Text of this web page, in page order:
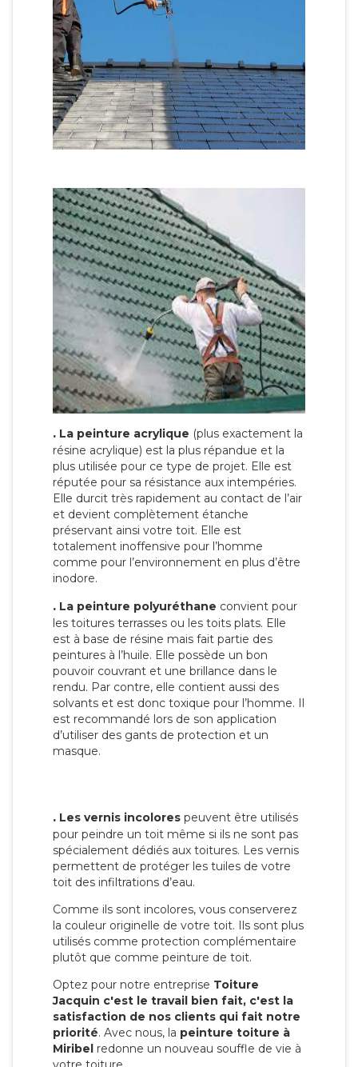
. La peinture acrylique (plus exactement la
résine acrylique) est la plus répandue et la
plus utilisée pour ce type de projet. Elle est
réputée pour sa résistance aux intempéries.
Elle durcit très rapidement au contact de l’air
et devient complètement étanche
préservant ainsi votre toit. Elle est
totalement inoffensive pour l’homme
comme pour l’environnement en plus d’être
inodore.
. La peinture polyuréthane convient pour
les toitures terrasses ou les toits plats. Elle
est à base de résine mais fait partie des
peintures à l’huile. Elle possède un bon
pouvoir couvrant et une brillance dans le
rendu. Par contre, elle contient aussi des
solvants et est donc toxique pour l’homme. Il
est recommandé lors de son application
d’utiliser des gants de protection et un
masque.
. Les vernis incolores peuvent être utilisés
pour peindre un toit même si ils ne sont pas
spécialement dédiés aux toitures. Les vernis
permettent de protéger les tuiles de votre
toit des infiltrations d’eau.
Comme ils sont incolores, vous conserverez
la couleur originelle de votre toit. Ils sont plus
utilisés comme protection complémentaire
plutôt que comme peinture de toit.
Optez pour notre entreprise Toiture
Jacquin c'est le travail bien fait, c'est la
satisfaction de nos clients qui fait notre
priorité. Avec nous, la peinture toiture à
Miribel redonne un nouveau souffle de vie à